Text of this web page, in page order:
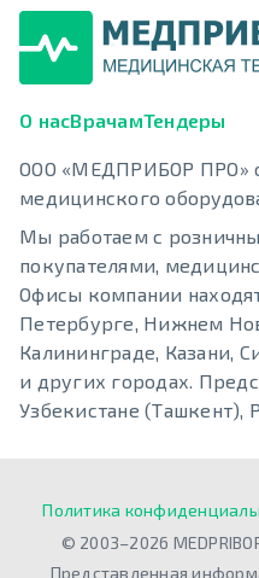
О насВрачамТендеры
ООО «МЕДПРИБОР ПРО»
медицинского
Мы работаем с
покупателями,
Офисы компании
Петербурге, Нижнем
Калининграде, Казани,
и других городах.
Узбекистане (Ташкент),
Политика
© 2003–2026
Представленная